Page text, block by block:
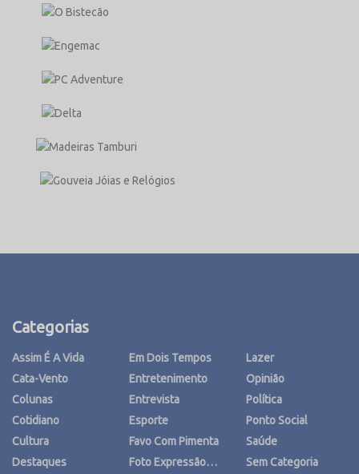
Categorias
Assim É A Vida
Cata-Vento
Colunas
Cotidiano
Cultura
Destaques
Em Dois Tempos
Entretenimento
Entrevista
Esporte
Favo Com Pimenta
Foto Expressão…
Lazer
Opinião
Política
Ponto Social
Saúde
Sem Categoria